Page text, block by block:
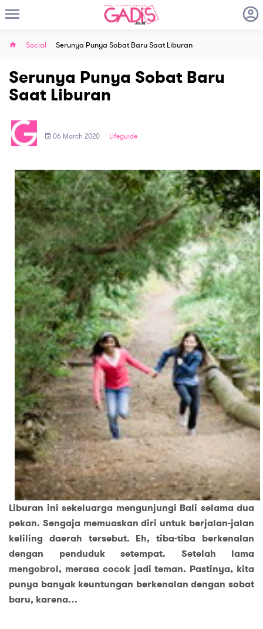
Social Serunya Punya Sobat Baru Saat Liburan
Serunya Punya Sobat Baru
Saat Liburan
06 March 2020 Lifeguide
Liburan ini sekeluarga mengunjungi Bali selama dua
pekan. Sengaja memuaskan diri untuk berjalan-jalan
keliling daerah tersebut. Eh, tiba-tiba berkenalan
dengan penduduk setempat. Setelah lama
mengobrol, merasa cocok jadi teman. Pastinya, kita
punya banyak keuntungan berkenalan dengan sobat
baru, karena…